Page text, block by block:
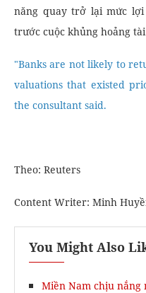
năng quay trở lại mức
trước cuộc khủng hoảng
"Banks are not likely to
valuations that existed
the consultant said.
​Theo: Reuters
Content Writer: Minh
You Might Also
Miền Nam chịu nắng